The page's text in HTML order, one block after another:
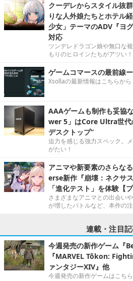
クーデレからスタイル抜
りな人外娘たちとホテル
少女」テーマのADV『ヨ
対応
ツンデレドラゴン娘や無口な
もりのヒロインたちがアツい！
ゲームコマースの最前線
Xsollaの最新情報はこちらから
AAAゲームも制作も妥協
wer 5」はCore Ultra世代
デスクトップ”
迫力を感じる強力スペック。
がたい！
アニマや新要素のさらな
erse新作『崩壊：ネクサ
「進化テスト」を体験【
さまざまなアニマとの出会い
が増したバトルなど、本作の
連載・注目
今週発売の新作ゲーム『
『MARVEL Tōkon:
ァンタジーXIV』他
今週発売の新作ゲームはこちら